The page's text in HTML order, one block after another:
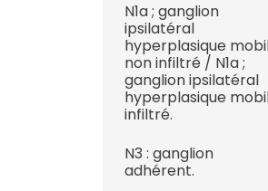
N1a ; ganglion
ipsilatéral
hyperplasique
non infiltré / N1a ;
ganglion ipsilatéral
hyperplasique
infiltré.
N3 : ganglion
adhérent.